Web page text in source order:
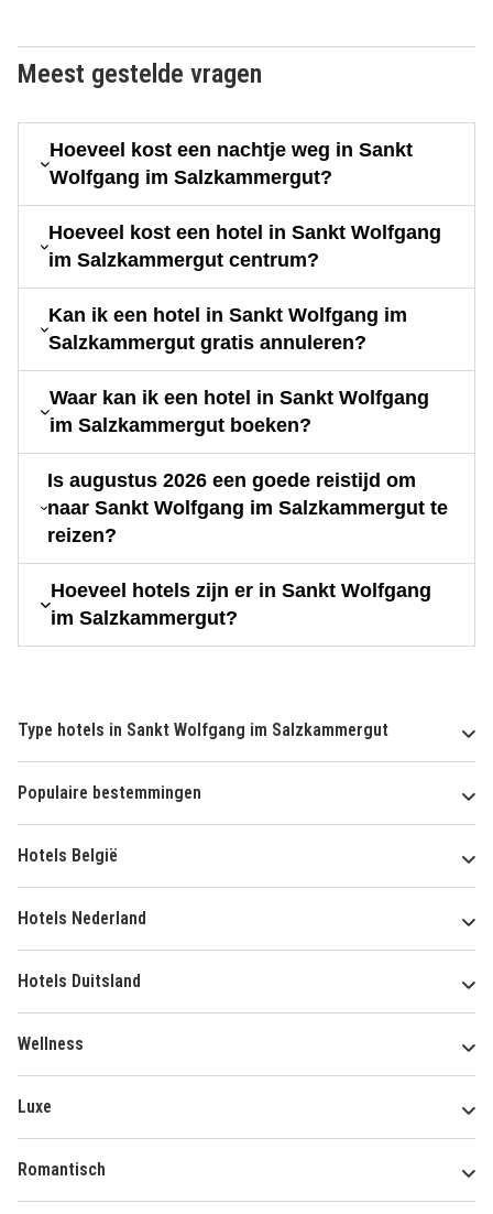
Meest gestelde vragen
Hoeveel kost een nachtje weg in Sankt
Wolfgang im Salzkammergut?
Hoeveel kost een hotel in Sankt Wolfgang
im Salzkammergut centrum?
Kan ik een hotel in Sankt Wolfgang im
Salzkammergut gratis annuleren?
Waar kan ik een hotel in Sankt Wolfgang
im Salzkammergut boeken?
Is augustus 2026 een goede reistijd om
naar Sankt Wolfgang im Salzkammergut te
reizen?
Hoeveel hotels zijn er in Sankt Wolfgang
im Salzkammergut?
Type hotels in Sankt Wolfgang im Salzkammergut
Populaire bestemmingen
Hotels België
Hotels Nederland
Hotels Duitsland
Wellness
Luxe
Romantisch